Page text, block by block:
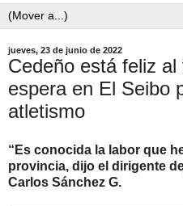
jueves, 23 de junio de 2022
Cedeño está feliz
espera en El Seibo
atletismo
“Es conocida la labor que
provincia, dijo el dirigente
Carlos Sánchez G.